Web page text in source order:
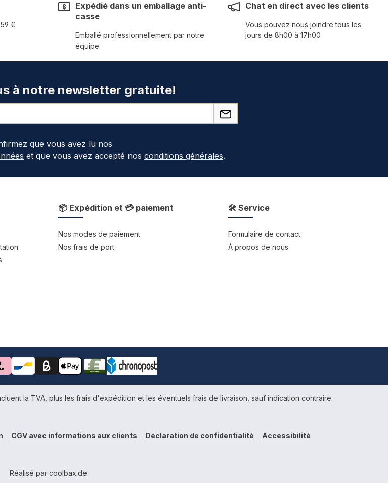
€
Expédié dans un emballage anti-
casse
Emballé professionnellement par notre
équipe
Chat en direct avec les clients
Vous pouvez nous joindre tous les
jours de 8h00 à 17h00
à notre newsletter gratuite!
que vous avez lu nos
et que vous avez accepté nos conditions générales.
📦 Expédition et 💳 paiement
Nos modes de paiement
Nos frais de port
🛠 Service
Formulaire de contact
À propos de nous
la TVA, plus les frais d'expédition et les éventuels frais de livraison, sauf indication contraire.
CGV avec informations aux clients Déclaration de confidentialité Accessibilité
Réalisé par coolbax.de